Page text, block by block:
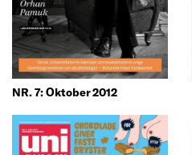
NR. 7: Oktober 2012